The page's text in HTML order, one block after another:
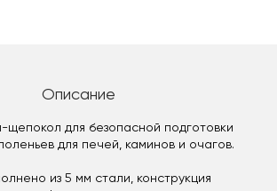
Описание
щепокол для безопасной подготовки
для печей, каминов и очагов.
из 5 мм стали, конструкция